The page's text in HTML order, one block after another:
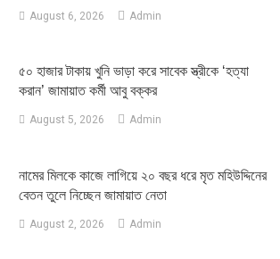
August 6, 2026 Admin
৫০ হাজার টাকায় খুনি ভাড়া করে সাবেক স্ত্রীকে ‘হত্যা
করান’ জামায়াত কর্মী আবু বক্কর
August 5, 2026 Admin
নামের মিলকে কাজে লাগিয়ে ২০ বছর ধরে মৃত মহিউদ্দিনের
বেতন তুলে নিচ্ছেন জামায়াত নেতা
August 2, 2026 Admin